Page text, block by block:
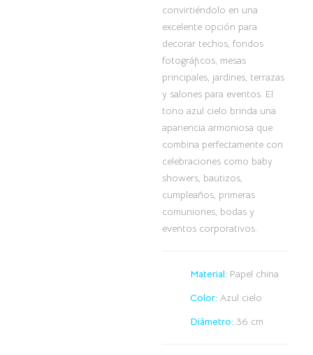
convirtiéndolo en una
excelente opción para
decorar techos, fondos
fotográficos, mesas
principales, jardines, terrazas
y salones para eventos. El
tono azul cielo brinda una
apariencia armoniosa que
combina perfectamente con
celebraciones como baby
showers, bautizos,
cumpleaños, primeras
comuniones, bodas y
eventos corporativos.
Material: Papel china
Color: Azul cielo
Diámetro: 36 cm